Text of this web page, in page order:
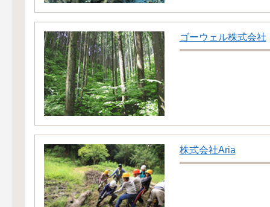
ゴーウェル株式会社
株式会社Aria